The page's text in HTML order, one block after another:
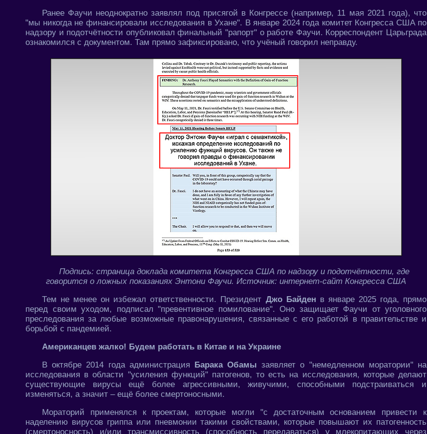
Ранее Фаучи неоднократно заявлял под присягой в Конгрессе (например, 11 мая 2021 года), что
"мы никогда не финансировали исследования в Ухане". В январе 2024 года комитет Конгресса США по
надзору и подотчётности опубликовал финальный "рапорт" о работе Фаучи. Корреспондент Царьграда
ознакомился с документом. Там прямо зафиксировано, что учёный говорил неправду.
Подпись: страница доклада комитета Конгресса США по надзору и подотчётности, где
говорится о ложных показаниях Энтони Фаучи. Источник: интернет-сайт Конгресса США
Тем не менее он избежал ответственности. Президент Джо Байден в январе 2025 года, прямо
перед своим уходом, подписал "превентивное помилование". Оно защищает Фаучи от уголовного
преследования за любые возможные правонарушения, связанные с его работой в правительстве и
борьбой с пандемией.
Американцев жалко! Будем работать в Китае и на Украине
В октябре 2014 года администрация Барака Обамы заявляет о "немедленном моратории" на
исследования в области "усиления функций" патогенов, то есть на исследования, которые делают
существующие вирусы ещё более агрессивными, живучими, способными подстраиваться и
изменяться, а значит – ещё более смертоносными.
Мораторий применялся к проектам, которые могли "с достаточным основанием привести к
наделению вирусов гриппа или пневмонии такими свойствами, которые повышают их патогенность
(смертоносность) и/или трансмиссивность (способность передаваться) у млекопитающих через